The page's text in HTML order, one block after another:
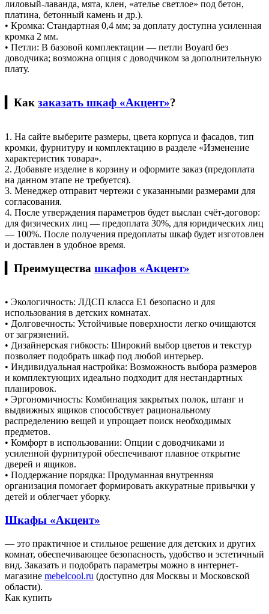
лиловый‑лаванда, мята, клен, «ателье светлое» под бетон,
платина, бетонный камень и др.).
• Кромка: Стандартная 0,4 мм; за доплату доступна усиленная
кромка 2 мм.
• Петли: В базовой комплектации — петли Boyard без
доводчика; возможна опция с доводчиком за дополнительную
плату.
▎Как заказать шкаф «Акцент»?
1. На сайте выберите размеры, цвета корпуса и фасадов, тип
кромки, фурнитуру и комплектацию в разделе «Изменение
характеристик товара».
2. Добавьте изделие в корзину и оформите заказ (предоплата
на данном этапе не требуется).
3. Менеджер отправит чертежи с указанными размерами для
согласования.
4. После утверждения параметров будет выслан счёт‑договор:
для физических лиц — предоплата 30%, для юридических лиц
— 100%. После получения предоплаты шкаф будет изготовлен
и доставлен в удобное время.
▎Преимущества шкафов «Акцент»
• Экологичность: ЛДСП класса Е1 безопасно и для
использования в детских комнатах.
• Долговечность: Устойчивые поверхности легко очищаются
от загрязнений.
• Дизайнерская гибкость: Широкий выбор цветов и текстур
позволяет подобрать шкаф под любой интерьер.
• Индивидуальная настройка: Возможность выбора размеров
и комплектующих идеально подходит для нестандартных
планировок.
• Эргономичность: Комбинация закрытых полок, штанг и
выдвижных ящиков способствует рациональному
распределению вещей и упрощает поиск необходимых
предметов.
• Комфорт в использовании: Опции с доводчиками и
усиленной фурнитурой обеспечивают плавное открытие
дверей и ящиков.
• Поддержание порядка: Продуманная внутренняя
организация помогает формировать аккуратные привычки у
детей и облегчает уборку.
Шкафы «Акцент»
— это практичное и стильное решение для детских и других
комнат, обеспечивающее безопасность, удобство и эстетичный
вид. Заказать и подобрать параметры можно в интернет-
магазине mebelcool.ru (доступно для Москвы и Московской
области).
Как купить